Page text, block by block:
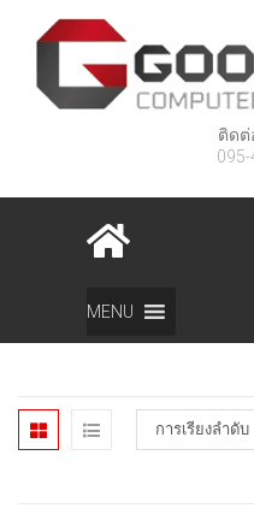
ติดต่
MENU
สินค้า
การเรียงลำดับ